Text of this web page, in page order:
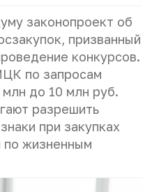
законопроект об
призванный
конкурсов.
по запросам
до 10 млн руб.
разрешить
при закупках
по жизненным